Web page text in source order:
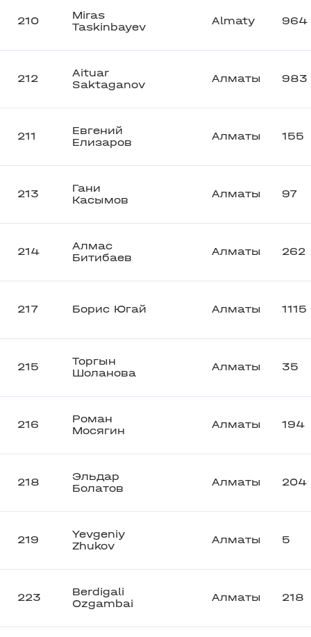
210
Miras
Taskinbayev
Almaty 964
212
Aituar
Saktaganov
Алматы 983
211
Евгений
Елизаров
Алматы 155
213
Гани
Касымов
Алматы 97
214
Алмас
Битибаев
Алматы 262
217 Борис Югай Алматы 1115
215
Торгын
Шоланова
Алматы 35
216
Роман
Мосягин
Алматы 194
218
Эльдар
Болатов
Алматы 204
219
Yevgeniy
Zhukov
Алматы 5
223
Berdigali
Ozgambai
Алматы 218